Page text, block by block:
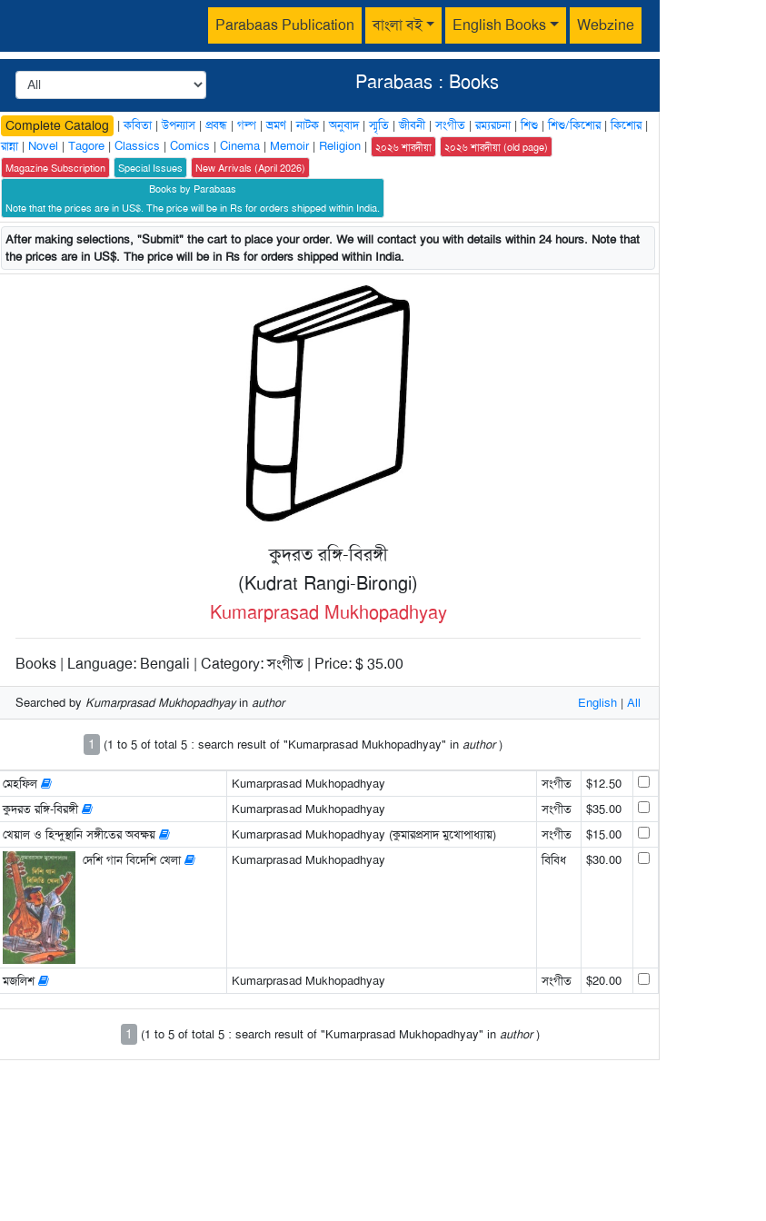
Parabaas Publication বাংলা বই English Books Webzine
Parabaas : Books
Complete Catalog |কবিতা|উপন্যাস| প্রবন্ধ | গল্প |ভ্রমণ|নাটক |অনুবাদ|স্মৃতি |জীবনী|সংগীত |রম্যরচনা|শিশু |শিশু/কিশোর|কিশোর|
রান্না| Novel | Tagore | Classics | Comics | Cinema | Memoir| Religion | ২০২৬ শারদীয়া
২০২৬ শারদীয়া (old page)
Magazine Subscription
Special Issues
New Arrivals (April 2026)
Books by Parabaas
Note that the prices are in US$. The price will be in Rs for orders shipped within India.
After making selections, "Submit" the cart to place your order. We will contact you with details within 24 hours. Note that
the prices are in US$. The price will be in Rs for orders shipped within India.
কুদরত রঙ্গি-বিরঙ্গী
(Kudrat Rangi-Birongi)
Kumarprasad Mukhopadhyay
Books | Language: Bengali | Category: সংগীত | Price: $ 35.00
Searched by Kumarprasad Mukhopadhyayin author English | All
1 (1 to 5 of total 5 : search result of "Kumarprasad Mukhopadhyay" in author)
মেহফিল Kumarprasad Mukhopadhyay সংগীত
$12.50
কুদরত রঙ্গি-বিরঙ্গী
Kumarprasad Mukhopadhyay সংগীত
$35.00
খেয়াল ও হিন্দুস্থানি সঙ্গীতের অবক্ষয়
Kumarprasad Mukhopadhyay (কুমারপ্রসাদ মুখোপাধ্যায়) সংগীত
$15.00
দেশি গান বিদেশি খেলা
Kumarprasad Mukhopadhyay বিবিধ $30.00
মজলিশ Kumarprasad Mukhopadhyay সংগীত $20.00
1 (1 to 5 of total 5 : search result of "Kumarprasad Mukhopadhyay" in author)